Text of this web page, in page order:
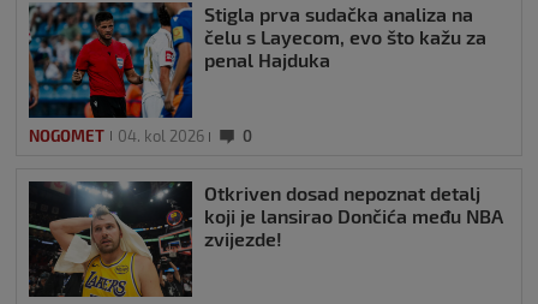
Stigla prva sudačka analiza na
čelu s Layecom, evo što kažu za
penal Hajduka
NOGOMET 04. kol 2026 0
Otkriven dosad nepoznat detalj
koji je lansirao Dončića među NBA
zvijezde!